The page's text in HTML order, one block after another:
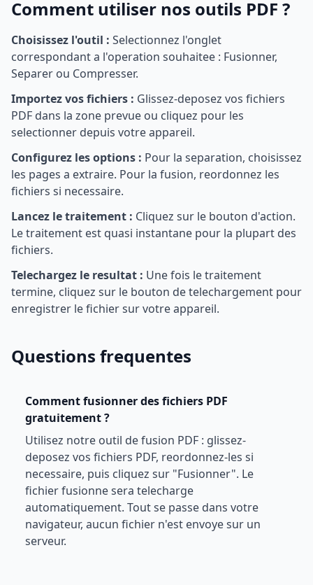
Comment utiliser nos outils PDF ?
Choisissez l'outil : Selectionnez l'onglet
correspondant a l'operation souhaitee : Fusionner,
Separer ou Compresser.
Importez vos fichiers : Glissez-deposez vos fichiers
PDF dans la zone prevue ou cliquez pour les
selectionner depuis votre appareil.
Configurez les options : Pour la separation, choisissez
les pages a extraire. Pour la fusion, reordonnez les
fichiers si necessaire.
Lancez le traitement : Cliquez sur le bouton d'action.
Le traitement est quasi instantane pour la plupart des
fichiers.
Telechargez le resultat : Une fois le traitement
termine, cliquez sur le bouton de telechargement pour
enregistrer le fichier sur votre appareil.
Questions frequentes
Comment fusionner des fichiers PDF
gratuitement ?
Utilisez notre outil de fusion PDF : glissez-
deposez vos fichiers PDF, reordonnez-les si
necessaire, puis cliquez sur "Fusionner". Le
fichier fusionne sera telecharge
automatiquement. Tout se passe dans votre
navigateur, aucun fichier n'est envoye sur un
serveur.